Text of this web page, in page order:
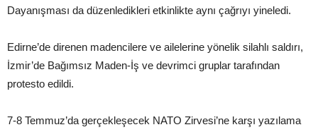
Dayanışması da düzenledikleri etkinlikte aynı çağrıyı yineledi.
Edirne’de direnen madencilere ve ailelerine yönelik silahlı saldırı,
İzmir’de Bağımsız Maden-İş ve devrimci gruplar tarafından
protesto edildi.
7-8 Temmuz’da gerçekleşecek NATO Zirvesi’ne karşı yazılama